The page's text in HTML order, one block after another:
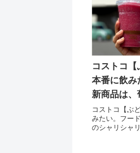
コストコ
本番に飲み
新商品は、
ドリンクで
コストコ【ぶ
みたい。フー
のシャリシャ